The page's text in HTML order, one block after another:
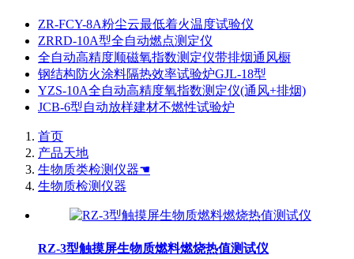
ZR-FCY-8A粉尘云最低着火温度试验仪
ZRRD-10A型全自动燃点测定仪
全自动高精度顺磁氧指数测定仪带排烟通风橱
钢结构防火涂料隔热效率试验炉GJL-18型
YZS-10A全自动高精度氧指数测定仪(通风+排烟)
JCB-6型自动放样建材不燃性试验炉
首页
产品天地
生物质类检测仪器☚
生物质检测仪器
RZ-3型触摸屏生物质燃料燃烧热值测试仪